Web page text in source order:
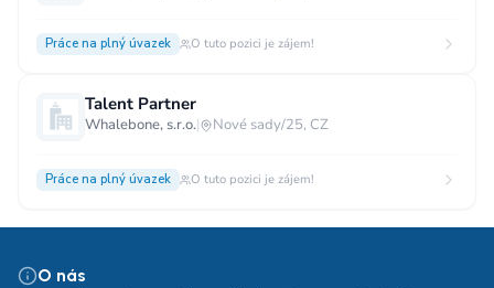
Práce na plný úvazek O tuto pozici je zájem!
Talent Partner
Whalebone, s.r.o.| Nové sady/25, CZ
Práce na plný úvazek O tuto pozici je zájem!
O nás